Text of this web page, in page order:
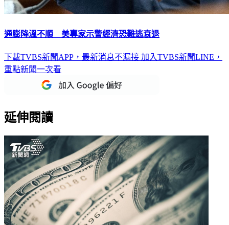
通膨降溫不順 美專家示警經濟恐難逃衰退
下載TVBS新聞APP，最新消息不漏接 加入TVBS新聞LINE，
重點新聞一次看
延伸閱讀